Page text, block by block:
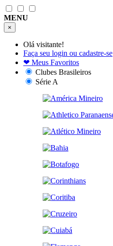
MENU
×
Olá visitante!
Faça seu login ou cadastre-se
❤ Meus Favoritos
Clubes Brasileiros
Série A